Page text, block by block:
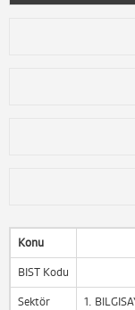
Konu
BIST Kodu
Sektör 1.